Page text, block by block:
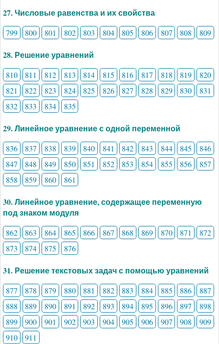
27. Числовые равенства и их свойства
799 800 801 802 803 804 805 806 807 808 809
28. Решение уравнений
810 811 812 813 814 815 816 817 818 819
820
821
822 823 824 825 826 827 828 829 830
831
832
833 834 835
29. Линейное уравнение с одной переменной
836 837 838 839 840 841 842 843 844 845
846
847
848 849 850 851 852 853 854 855 856
857
858
859 860 861
30. Линейное уравнение, содержащее переменную
под знаком модуля
862 863 864 865 866 867 868 869 870 871
872
873
874 875 876
31. Решение текстовых задач с помощью уравнений
877 878 879 880 881 882 883 884 885 886
887
888
889 890 891 892 893 894 895 896 897
898
899
900 901 902 903 904 905 906 907 908
909
910
911